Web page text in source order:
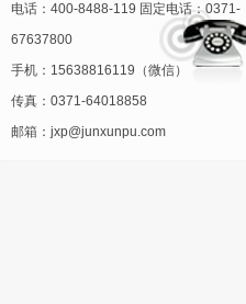
电话：400-8488-119 固定电话：0371-
67637800
手机：15638816119（微信）
传真：0371-64018858
邮箱：jxp@junxunpu.com